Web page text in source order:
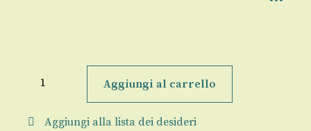
cammino
quantità
Aggiungi al carrello
Aggiungi alla lista dei desideri